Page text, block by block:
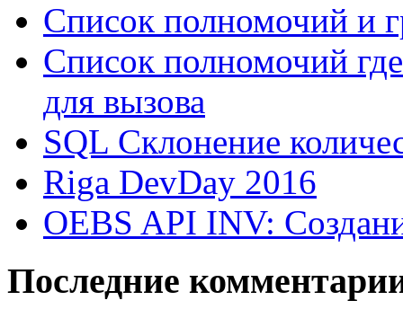
Список полномочий и
Список полномочий
для вызова
SQL Склонение
Riga DevDay 2016
OEBS API INV:
Последние